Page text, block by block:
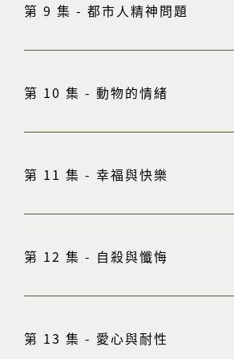
第 9 集 - 都市人精神問題
第 10 集 - 動物的情緒
第 11 集 - 幸福與快樂
第 12 集 - 自殺與懺悔
第 13 集 - 愛心與耐性